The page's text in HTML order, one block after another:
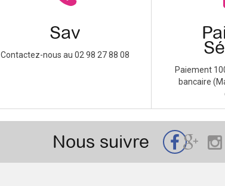
Sav
Contactez-nous au 02 98 27 88 08
Paiement
bancaire
Nous suivre